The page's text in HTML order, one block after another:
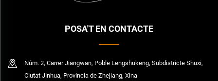
POSA'T EN CONTACTE
Núm. 2, Carrer Jiangwan, Poble Lengshukeng, Subdistricte Shuxi,
Ciutat Jinhua, Província de Zhejiang, Xina